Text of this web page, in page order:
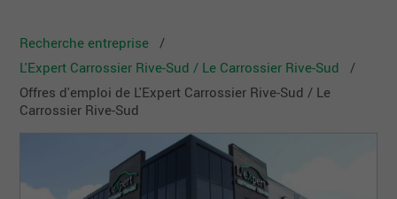
Recherche entreprise
L'Expert Carrossier Rive-Sud / Le Carrossier Rive-Sud
Offres d'emploi de L'Expert Carrossier Rive-Sud / Le
Carrossier Rive-Sud